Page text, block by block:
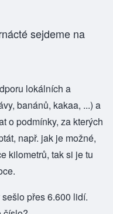
sejdeme na
lokálních a
banánů, kakaa, ...) a
o podmínky, za kterých
např. jak je možné,
kilometrů, tak si je tu
přes 6.600 lidí.